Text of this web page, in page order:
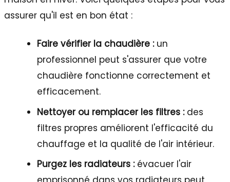
assurer qu'il est en bon état :
Faire vérifier la chaudière :un
professionnel peut s'assurer que votre
chaudière fonctionne correctement et
efficacement.
Nettoyer ou remplacer les filtres :des
filtres propres améliorent l'efficacité du
chauffage et la qualité de l'air intérieur.
Purgez les radiateurs :évacuer l'air